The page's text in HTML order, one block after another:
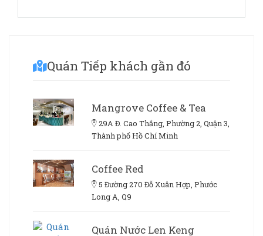
Quán Tiếp khách gần đó
Mangrove Coffee & Tea
29A Đ. Cao Thắng, Phường 2, Quận 3,
Thành phố Hồ Chí Minh
Coffee Red
5 Đường 270 Đỗ Xuân Hợp, Phước
Long A, Q9
Quán Nước Len Keng